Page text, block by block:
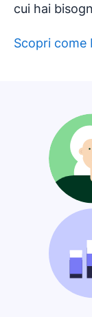
cui hai
Scopri come